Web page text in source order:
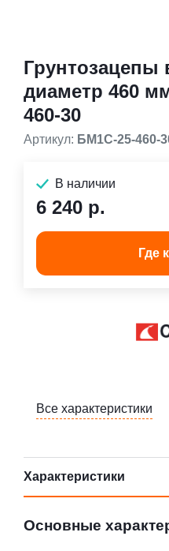
Грунтозацепы
диаметр 460
460-30
Артикул: БМ1С-25-460-
В наличии
6 240 р.
Где
Все характеристики
Характеристики
Основные